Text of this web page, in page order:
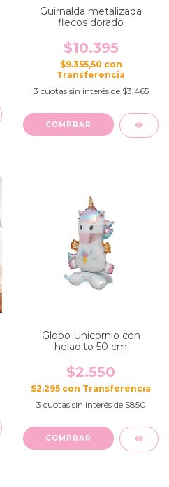
Guirnalda metalizada
flecos dorado
$10.395
$9.355,50 con
3 cuotas sin interés de $3.465
Globo Unicornio con
heladito 50 cm
$2.550
$2.295 con
3 cuotas sin interés de $850